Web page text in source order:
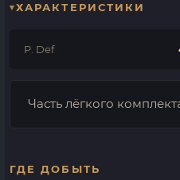
ХАРАКТЕРИСТИКИ
P. Def
Часть лёгкого
ГДЕ ДОБЫТЬ